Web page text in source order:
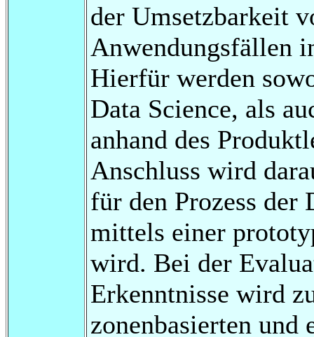
der Umsetzbarkeit
Anwendungsfällen
Hierfür werden
Data Science, als
anhand des
Anschluss wird
für den Prozess der
mittels einer
wird. Bei der
Erkenntnisse wird
zonenbasierten und